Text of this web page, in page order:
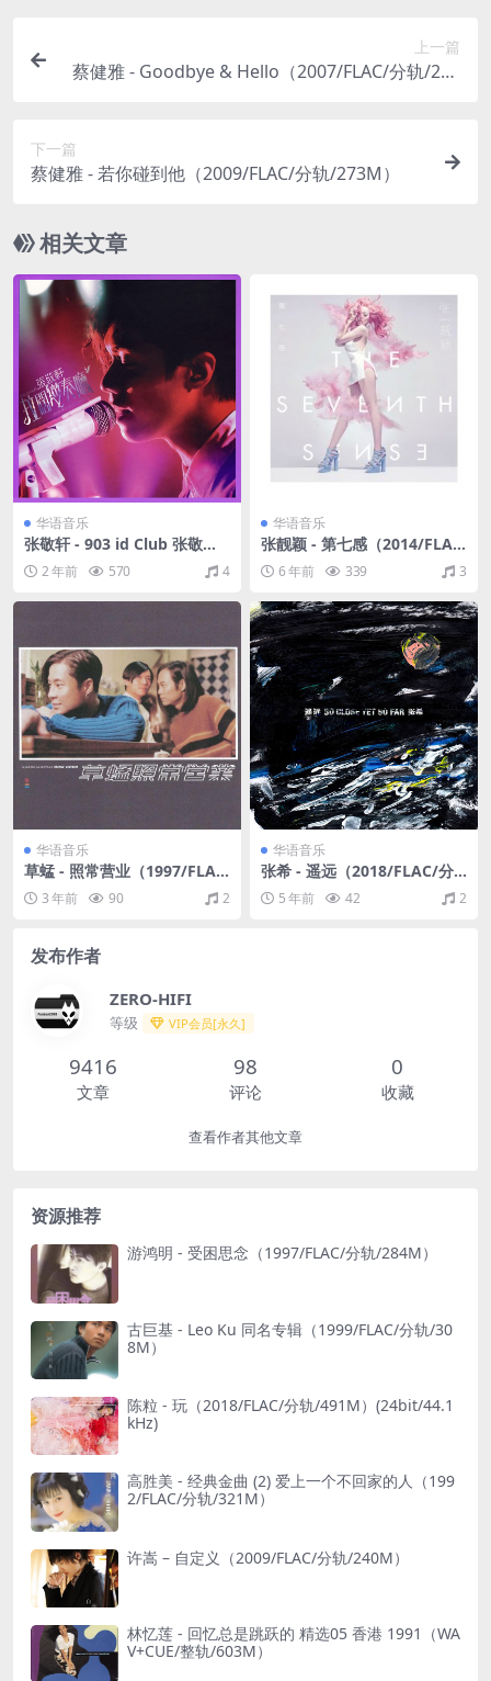
上一篇
蔡健雅 - Goodbye & Hello（2007/FLAC/分轨/291
下一篇
蔡健雅 - 若你碰到他（2009/FLAC/分轨/273M）
相关文章
华语音乐
张敬轩 - 903 id Club 张敬轩
拉阔变奏厅 Live（2008/FLA
C/分轨/675M）
2 年前 570 4
华语音乐
张靓颖 - 第七感（2014/FLA
C/分轨/385M）
6 年前 339 3
华语音乐
草蜢 - 照常营业（1997/FLA
C/分轨/277M）
3 年前 90 2
华语音乐
张希 - 遥远（2018/FLAC/分
轨/275M）
5 年前 42 2
发布作者
ZERO-HIFI
等级 VIP会员[永久]
9416
文章
98
评论
0
收藏
查看作者其他文章
资源推荐
游鸿明 - 受困思念（1997/FLAC/分轨/284M）
古巨基 - Leo Ku 同名专辑（1999/FLAC/分轨/30
8M）
陈粒 - 玩（2018/FLAC/分轨/491M）(24bit/44.1
kHz)
高胜美 - 经典金曲 (2) 爱上一个不回家的人（199
2/FLAC/分轨/321M）
许嵩 – 自定义（2009/FLAC/分轨/240M）
林忆莲 - 回忆总是跳跃的 精选05 香港 1991（WA
V+CUE/整轨/603M）